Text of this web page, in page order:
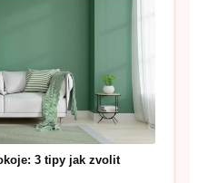
3 tipy jak zvolit